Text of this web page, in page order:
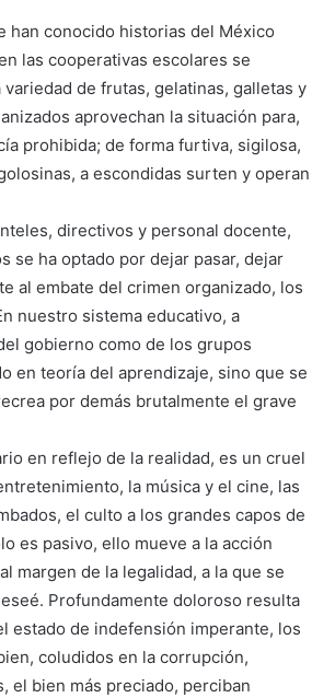
han conocido historias del México
las cooperativas escolares se
de frutas, gelatinas, galletas y
aprovechan la situación para,
prohibida; de forma furtiva, sigilosa,
a escondidas surten y operan
directivos y personal docente,
se ha optado por dejar pasar, dejar
al embate del crimen organizado, los
nuestro sistema educativo, a
gobierno como de los grupos
en teoría del aprendizaje, sino que se
por demás brutalmente el grave
en reflejo de la realidad, es un cruel
la música y el cine, las
el culto a los grandes capos de
es pasivo, ello mueve a la acción
margen de la legalidad, a la que se
Profundamente doloroso resulta
estado de indefensión imperante, los
coludidos en la corrupción,
el bien más preciado, perciban